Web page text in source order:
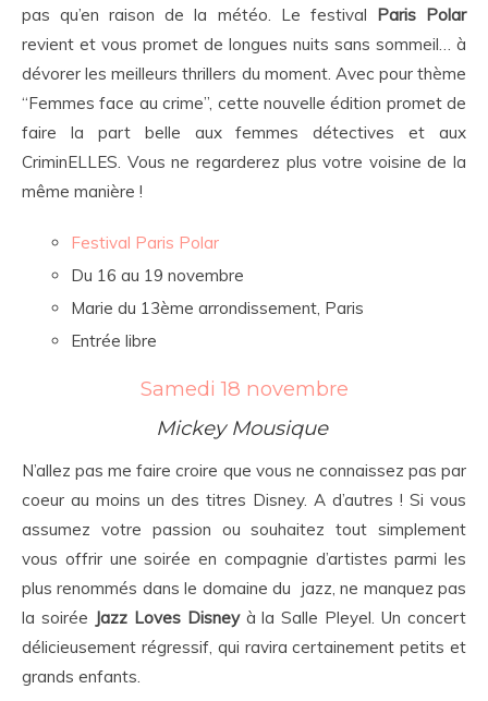
pas qu’en raison de la météo. Le festival Paris Polar
revient et vous promet de longues nuits sans sommeil… à
dévorer les meilleurs thrillers du moment. Avec pour thème
“Femmes face au crime”, cette nouvelle édition promet de
faire la part belle aux femmes détectives et aux
CriminELLES. Vous ne regarderez plus votre voisine de la
même manière !
Festival Paris Polar
Du 16 au 19 novembre
Marie du 13ème arrondissement, Paris
Entrée libre
Samedi 18 novembre
Mickey Mousique
N’allez pas me faire croire que vous ne connaissez pas par
coeur au moins un des titres Disney. A d’autres ! Si vous
assumez votre passion ou souhaitez tout simplement
vous offrir une soirée en compagnie d’artistes parmi les
plus renommés dans le domaine du jazz, ne manquez pas
la soirée Jazz Loves Disneyà la Salle Pleyel. Un concert
délicieusement régressif, qui ravira certainement petits et
grands enfants.